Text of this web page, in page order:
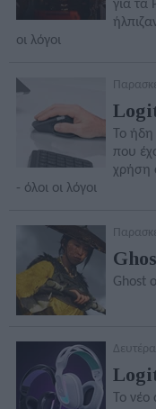
για τα
οι λόγοι
To
που
χρήση
- όλοι οι λόγοι
Ghost
Το